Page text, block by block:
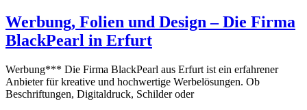
Werbung, Folien und Design – Die Firma
BlackPearl in Erfurt
Werbung*** Die Firma BlackPearl aus Erfurt ist ein erfahrener
Anbieter für kreative und hochwertige Werbelösungen. Ob
Beschriftungen, Digitaldruck, Schilder oder